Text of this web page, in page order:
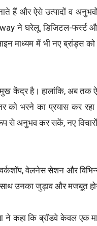
हैं और ऐसे उत्पादों व
ने घरेलू, डिजिटल-फर्स्ट
माध्यम में भी नए ब्रांड्स
केंद्र है। हालांकि, अब तक
भरने का प्रयास कर रहा
रूप से अनुभव कर सकें, नए
वेलनेस सेशन और
उनका जुड़ाव और मजबूत
कि ब्रॉडवे केवल एक